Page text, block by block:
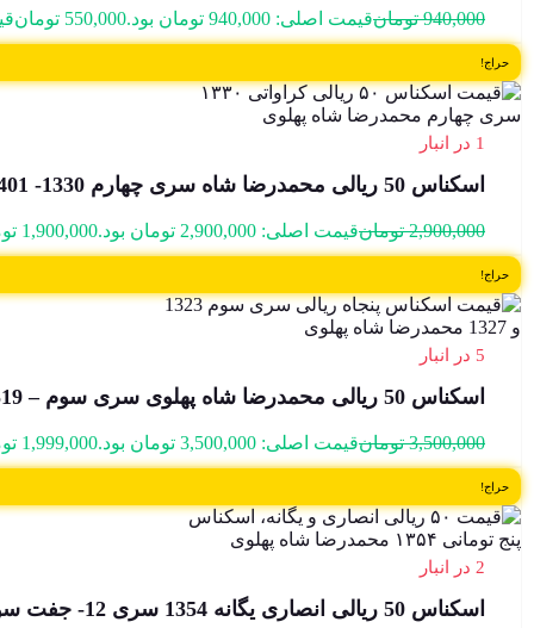
940,000 تومانقیمت اصلی: 940,000 تومان بود. 550,000 تومان
حراج!
1 در انبار
اسکناس 50 ریالی محمدرضا شاه سری چهارم 1330- 2/655401
2,900,000 تومانقیمت اصلی: 2,900,000 تومان بود. 1,900,000
حراج!
5 در انبار
اسکناس 50 ریالی محمدرضا شاه پهلوی سری سوم – 15/589519
3,500,000 تومانقیمت اصلی: 3,500,000 تومان بود. 1,999,000
حراج!
2 در انبار
اسکناس 50 ریالی انصاری یگانه 1354 سری 12- جفت سوپر بانکی- 005812